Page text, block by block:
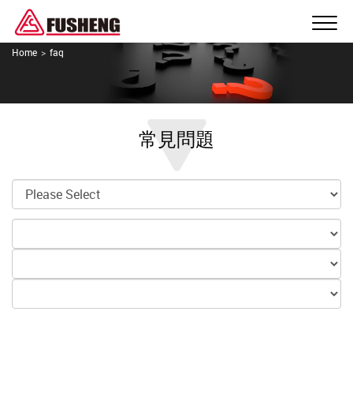
Home faq
常見問題